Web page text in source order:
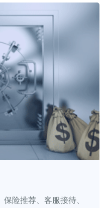
险推荐、客服接待、